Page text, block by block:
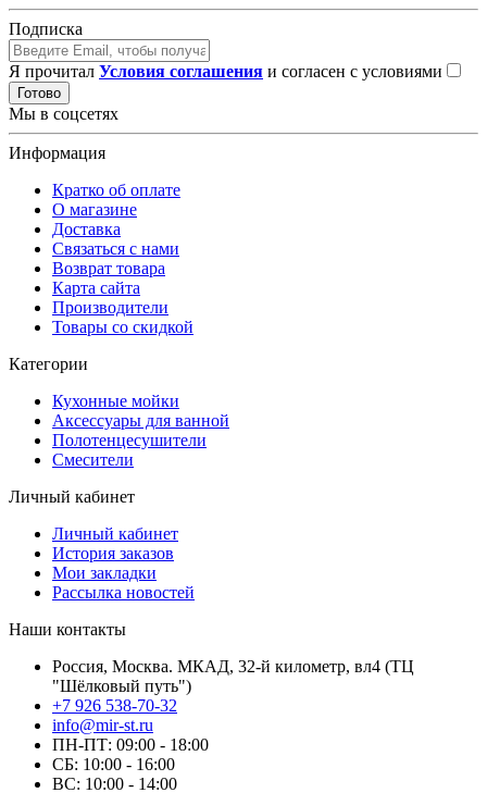
Подписка
Я прочитал Условия соглашения и согласен с условиями
Готово
Мы в соцсетях
Информация
Кратко об оплате
О магазине
Доставка
Связаться с нами
Возврат товара
Карта сайта
Производители
Товары со скидкой
Категории
Кухонные мойки
Аксессуары для ванной
Полотенцесушители
Смесители
Личный кабинет
Личный кабинет
История заказов
Мои закладки
Рассылка новостей
Наши контакты
Россия, Москва. МКАД, 32-й километр, вл4 (ТЦ
"Шёлковый путь")
+7 926 538-70-32
info@mir-st.ru
ПН-ПТ: 09:00 - 18:00
СБ: 10:00 - 16:00
ВС: 10:00 - 14:00